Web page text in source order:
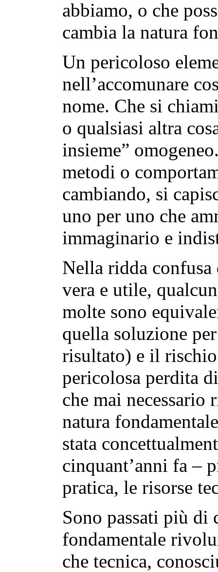
abbiamo, o che
cambia la natura
Un pericoloso
nell’accomunare
nome. Che si
o qualsiasi altra
insieme”
metodi o
cambiando, si
uno per uno che
immaginario e
Nella ridda
vera e utile,
molte sono
quella soluzione
risultato) e il rischio
pericolosa perdita
che mai necessario
natura
stata
cinquant’anni fa –
pratica, le risorse
Sono passati più di
fondamentale
che tecnica,